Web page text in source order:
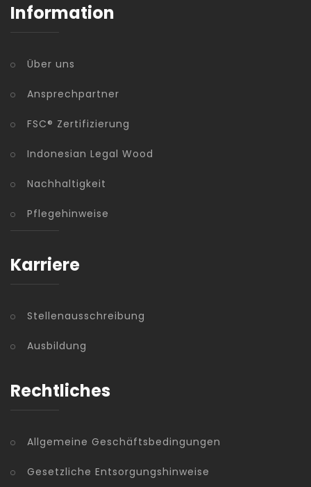
Information
Über uns
Ansprechpartner
FSC® Zertifizierung
Indonesian Legal Wood
Nachhaltigkeit
Pflegehinweise
Karriere
Stellenausschreibung
Ausbildung
Rechtliches
Allgemeine Geschäftsbedingungen
Gesetzliche Entsorgungshinweise